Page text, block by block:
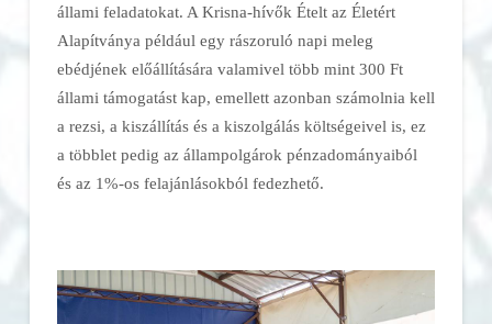
állami feladatokat. A Krisna-hívők Ételt az Életért
Alapítványa például egy rászoruló napi meleg
ebédjének előállítására valamivel több mint 300 Ft
állami támogatást kap, emellett azonban számolnia kell
a rezsi, a kiszállítás és a kiszolgálás költségeivel is, ez
a többlet pedig az állampolgárok pénzadományaiból
és az 1%-os felajánlásokból fedezhető.